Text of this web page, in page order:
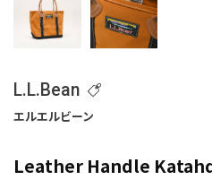
L.L.Bean
Leather Handle